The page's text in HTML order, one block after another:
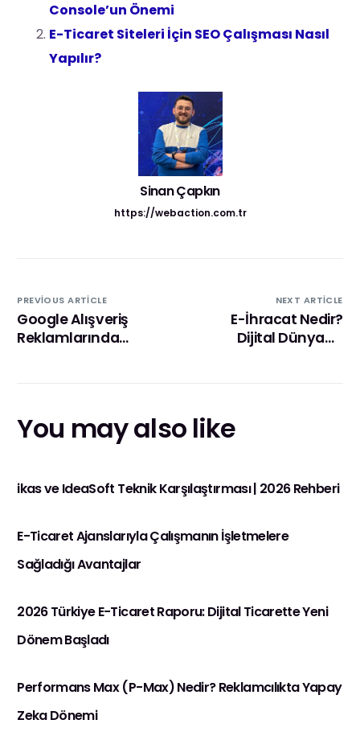
Console’un Önemi
E-Ticaret Siteleri İçin SEO Çalışması Nasıl
Yapılır?
Sinan Çapkın
https://webaction.com.tr
PREVIOUS ARTICLE
Google Alışveriş
Reklamlarında
NEXT ARTICLE
E-İhracat Nedir?
Dijital Dünyada
You may also like
ikas ve IdeaSoft Teknik Karşılaştırması | 2026 Rehberi
E-Ticaret Ajanslarıyla Çalışmanın İşletmelere
Sağladığı Avantajlar
2026 Türkiye E-Ticaret Raporu: Dijital Ticarette Yeni
Dönem Başladı
Performans Max (P-Max) Nedir? Reklamcılıkta Yapay
Zeka Dönemi